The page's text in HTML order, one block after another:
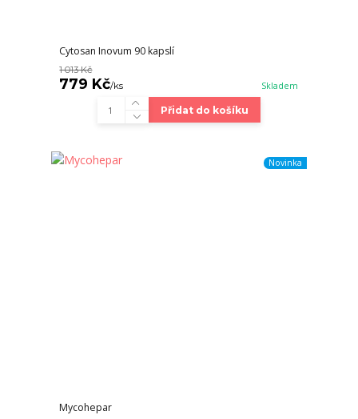
Cytosan Inovum 90 kapslí
1 013 Kč
779 Kč/ks Skladem
Přidat do košíku
Novinka
Mycohepar